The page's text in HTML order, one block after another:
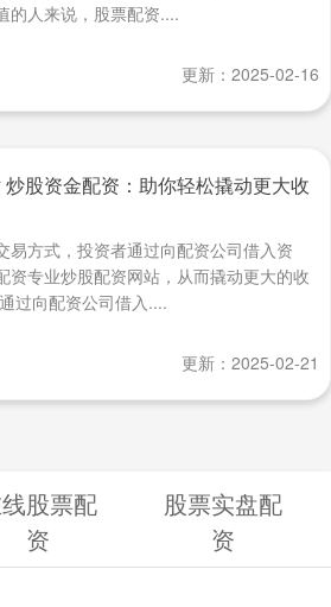
的人来说，股票配资....
更新：2025-02-16
股资金配资：助你轻松撬动更大收
易方式，投资者通过向配资公司借入资
资专业炒股配资网站，从而撬动更大的收
过向配资公司借入....
更新：2025-02-21
股票配
资
股票实盘配
资